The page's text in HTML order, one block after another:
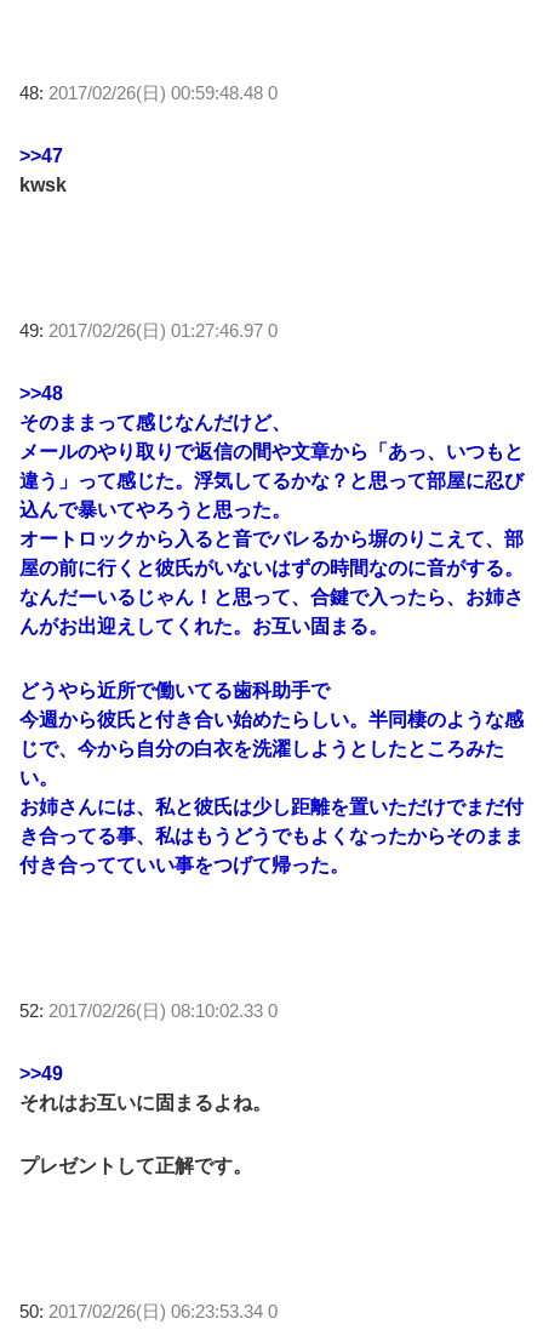
48: 2017/02/26(日) 00:59:48.48 0
>>47
kwsk
49: 2017/02/26(日) 01:27:46.97 0
>>48
そのままって感じなんだけど、
メールのやり取りで返信の間や文章から「あっ、いつもと
違う」って感じた。浮気してるかな？と思って部屋に忍び
込んで暴いてやろうと思った。
オートロックから入ると音でバレるから塀のりこえて、部
屋の前に行くと彼氏がいないはずの時間なのに音がする。
なんだーいるじゃん！と思って、合鍵で入ったら、お姉さ
んがお出迎えしてくれた。お互い固まる。
どうやら近所で働いてる歯科助手で
今週から彼氏と付き合い始めたらしい。半同棲のような感
じで、今から自分の白衣を洗濯しようとしたところみた
い。
お姉さんには、私と彼氏は少し距離を置いただけでまだ付
き合ってる事、私はもうどうでもよくなったからそのまま
付き合ってていい事をつげて帰った。
52: 2017/02/26(日) 08:10:02.33 0
>>49
それはお互いに固まるよね。
プレゼントして正解です。
50: 2017/02/26(日) 06:23:53.34 0